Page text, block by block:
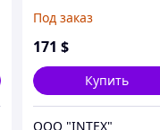
4Mb L3, TDP 17W,
Socket BGA1023) для
Под заказ
171 $
Купить
OOO "INTEX"